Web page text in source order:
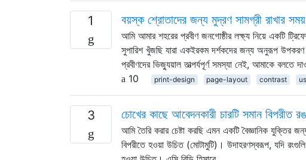
1 বয়স্ক শ্রোতাদের জন্য মুদ্রণ সামগ্রী রাখার
আমি আমার শহরের প্রবীণ জনগোষ্ঠীর লক্ষ্য নিয়ে একটি
সুপারিশ খুঁজছি যারা একইরকম দর্শকদের জন্য অনুরূপ
প্রবীণদের ভিজ্যুয়াল তাত্পর্যপূর্ণ সমস্যা নেই, আমাকে বলতে
10
print-design page-layout contrast
3 চোখের কাছে আবেদনকারী চারটি সমান বিপরীত
আমি তৈরি করার চেষ্টা করছি এমন একটি বৈজ্ঞানিক যুক্তির
বিপরীতে হওয়া উচিত (মোটামুটি)। উদাহরণস্বরূপ, যদি